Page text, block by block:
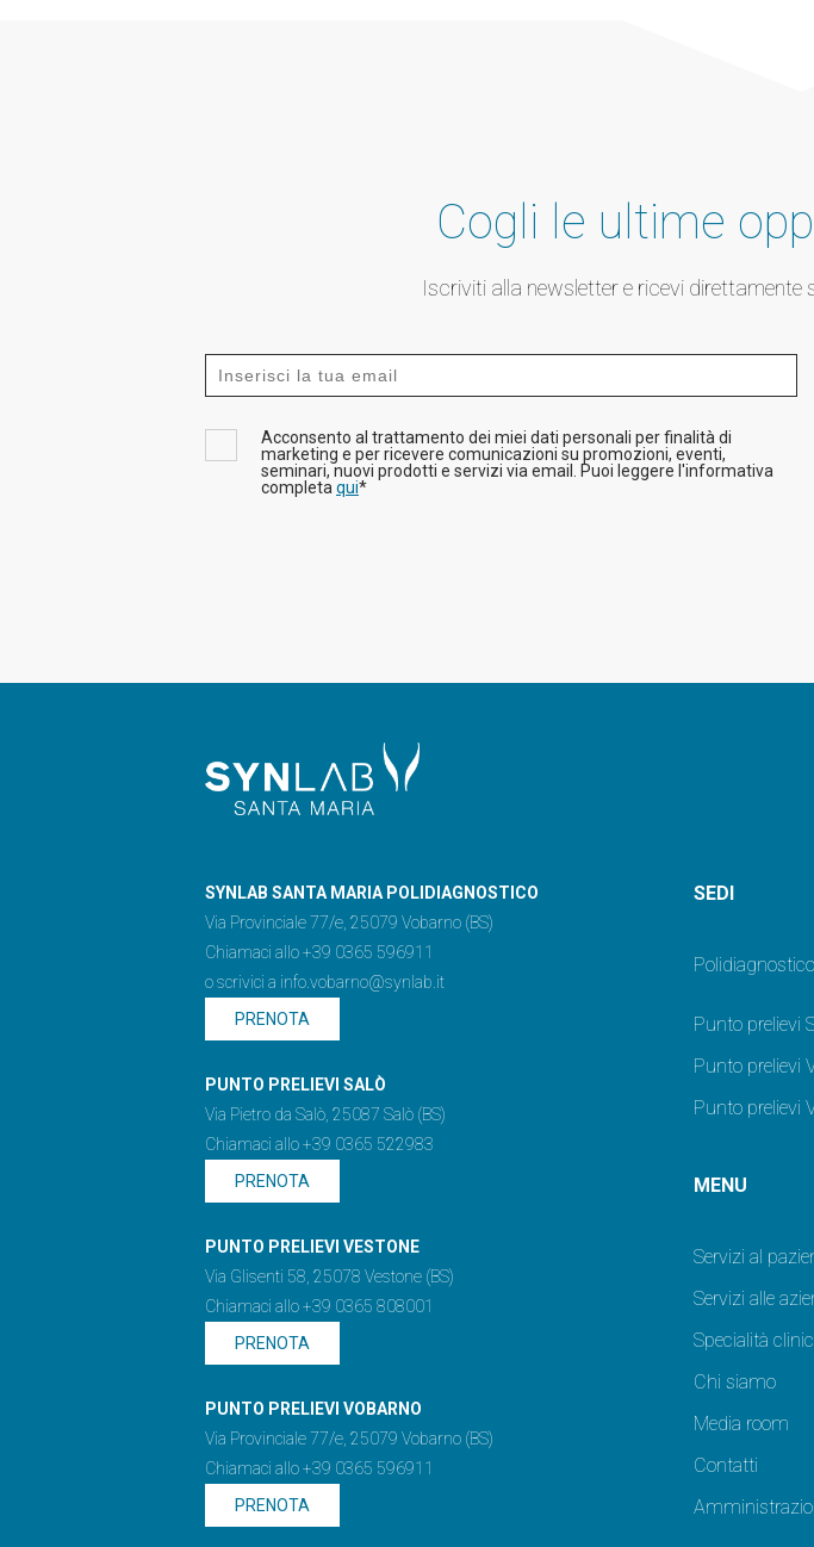
Cogli le ultime
Iscriviti alla newsletter e ricevi direttamente
Acconsento al trattamento dei miei dati personali per finalità di
marketing e per ricevere comunicazioni su promozioni, eventi,
seminari, nuovi prodotti e servizi via email. Puoi leggere l'informativa
completaqui*
SYNLAB SANTA MARIA POLIDIAGNOSTICO
Via Provinciale 77/e, 25079 Vobarno (BS)
Chiamaci allo +39 0365 596911
o scrivici a info.vobarno@synlab.it
PRENOTA
PUNTO PRELIEVI SALÒ
Via Pietro da Salò, 25087 Salò (BS)
Chiamaci allo +39 0365 522983
PRENOTA
PUNTO PRELIEVI VESTONE
Via Glisenti 58, 25078 Vestone (BS)
Chiamaci allo +39 0365 808001
PRENOTA
PUNTO PRELIEVI VOBARNO
Via Provinciale 77/e, 25079 Vobarno (BS)
Chiamaci allo +39 0365 596911
PRENOTA
SEDI
Punto prelievi
Punto prelievi
Punto prelievi
MENU
Servizi al
Servizi alle
Specialità
Chi siamo
Media room
Contatti